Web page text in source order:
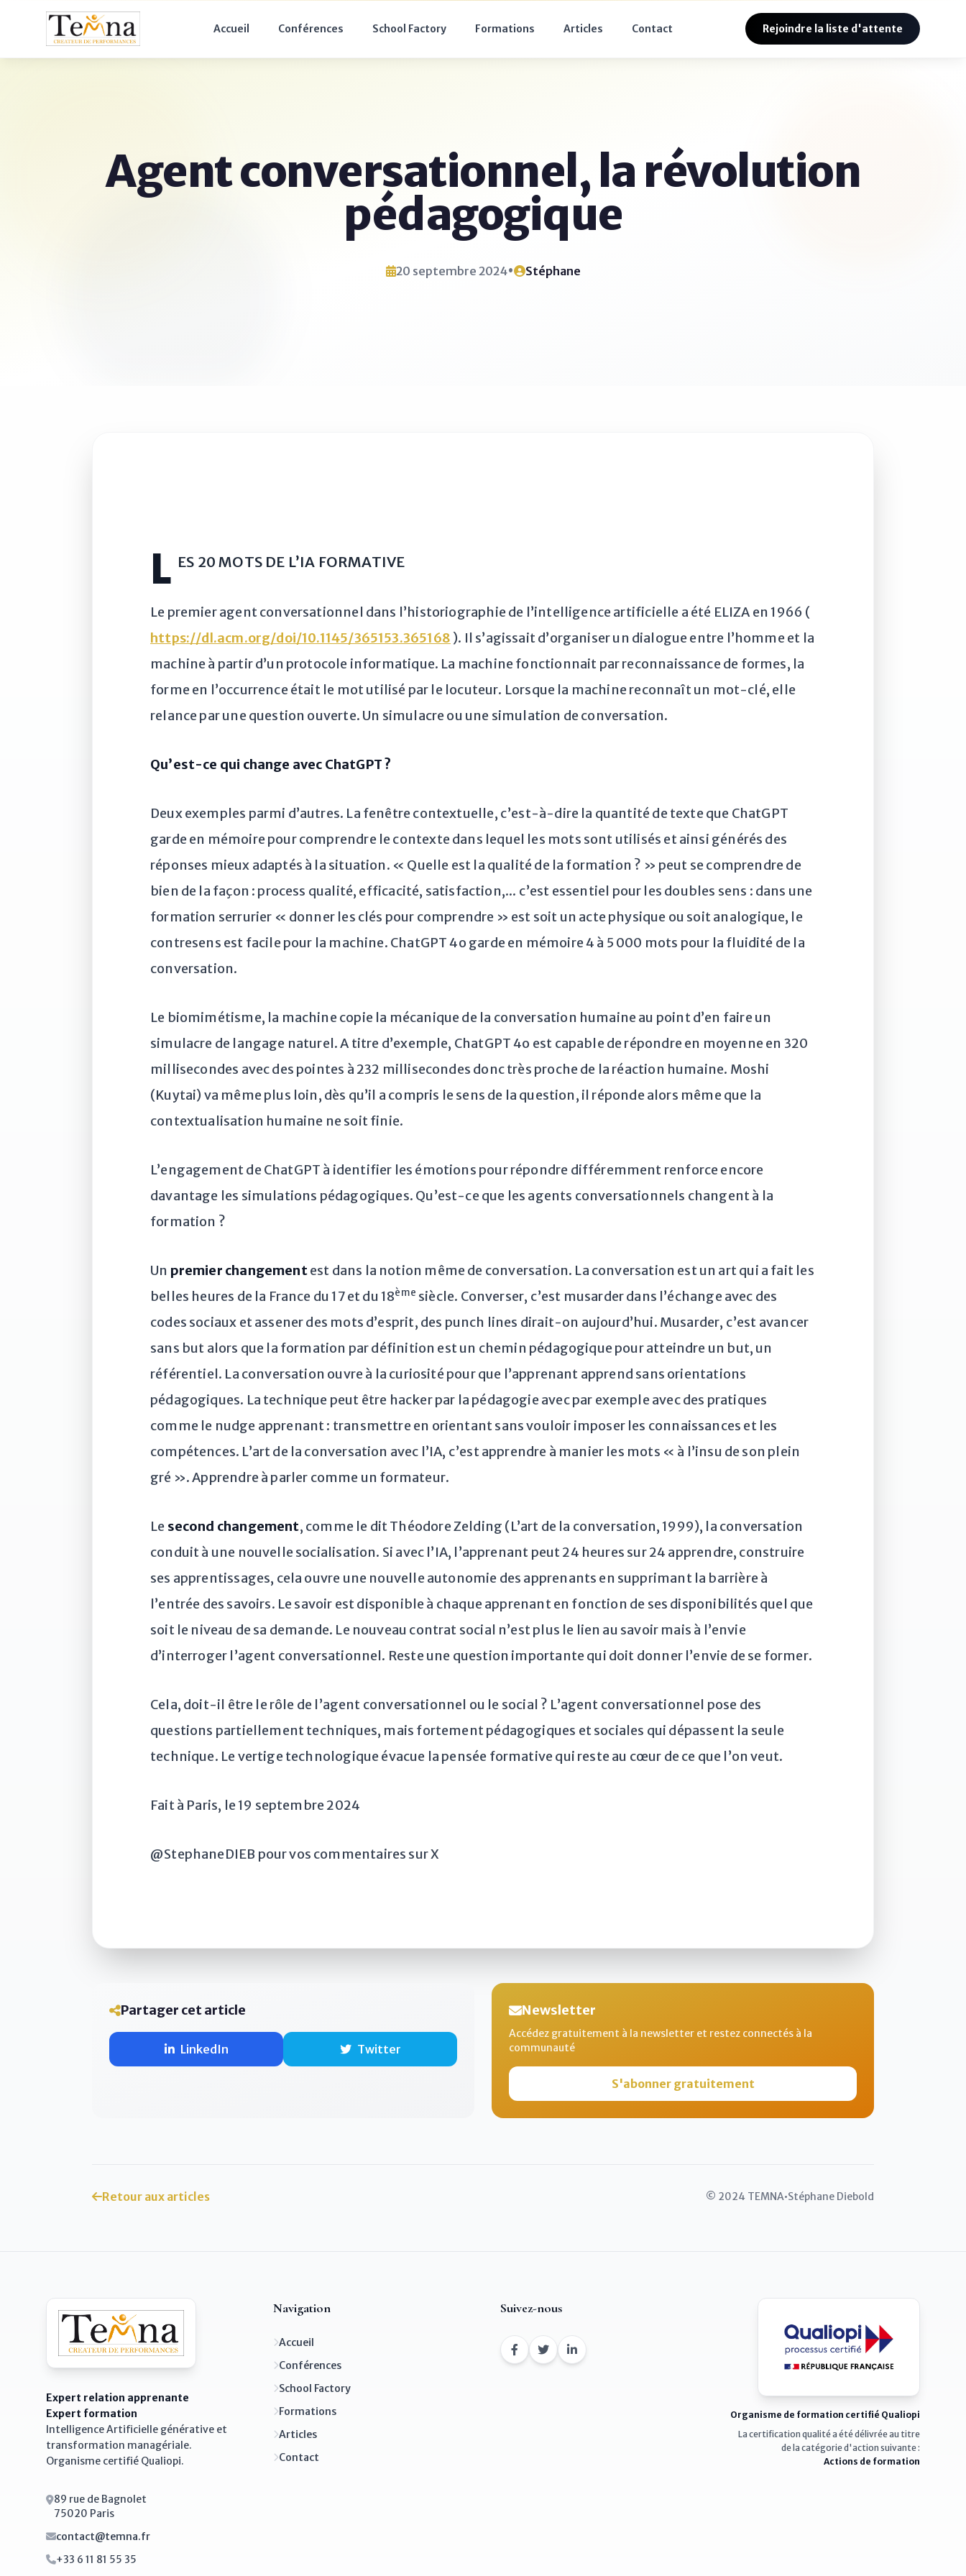
Accueil Conférences School Factory Formations Articles Contact Rejoindre la liste d'attente
Agent conversationnel, la révolution
pédagogique
20 septembre 2024• Stéphane
L ES 20 MOTS DE L’IA FORMATIVE
Le premier agent conversationnel dans l’historiographie de l’intelligence artificielle a été ELIZA en 1966 (
https://dl.acm.org/doi/10.1145/365153.365168 ). Il s’agissait d’organiser un dialogue entre l’homme et la
machine à partir d’un protocole informatique. La machine fonctionnait par reconnaissance de formes, la
forme en l’occurrence était le mot utilisé par le locuteur. Lorsque la machine reconnaît un mot-clé, elle
relance par une question ouverte. Un simulacre ou une simulation de conversation.
Qu’est-ce qui change avec ChatGPT ?
Deux exemples parmi d’autres. La fenêtre contextuelle, c’est-à-dire la quantité de texte que ChatGPT
garde en mémoire pour comprendre le contexte dans lequel les mots sont utilisés et ainsi générés des
réponses mieux adaptés à la situation. « Quelle est la qualité de la formation ? » peut se comprendre de
bien de la façon : process qualité, efficacité, satisfaction,... c’est essentiel pour les doubles sens : dans une
formation serrurier « donner les clés pour comprendre » est soit un acte physique ou soit analogique, le
contresens est facile pour la machine. ChatGPT 4o garde en mémoire 4 à 5 000 mots pour la fluidité de la
conversation.
Le biomimétisme, la machine copie la mécanique de la conversation humaine au point d’en faire un
simulacre de langage naturel. A titre d’exemple, ChatGPT 4o est capable de répondre en moyenne en 320
millisecondes avec des pointes à 232 millisecondes donc très proche de la réaction humaine. Moshi
(Kuytai) va même plus loin, dès qu’il a compris le sens de la question, il réponde alors même que la
contextualisation humaine ne soit finie.
L’engagement de ChatGPT à identifier les émotions pour répondre différemment renforce encore
davantage les simulations pédagogiques. Qu’est-ce que les agents conversationnels changent à la
formation ?
Un premier changementest dans la notion même de conversation. La conversation est un art qui a fait les
belles heures de la France du 17 et du 18ème siècle. Converser, c’est musarder dans l’échange avec des
codes sociaux et assener des mots d’esprit, des punch lines dirait-on aujourd’hui. Musarder, c’est avancer
sans but alors que la formation par définition est un chemin pédagogique pour atteindre un but, un
référentiel. La conversation ouvre à la curiosité pour que l’apprenant apprend sans orientations
pédagogiques. La technique peut être hacker par la pédagogie avec par exemple avec des pratiques
comme le nudge apprenant : transmettre en orientant sans vouloir imposer les connaissances et les
compétences. L’art de la conversation avec l’IA, c’est apprendre à manier les mots « à l’insu de son plein
gré ». Apprendre à parler comme un formateur.
Le second changement, comme le dit Théodore Zelding (L’art de la conversation, 1999), la conversation
conduit à une nouvelle socialisation. Si avec l’IA, l’apprenant peut 24 heures sur 24 apprendre, construire
ses apprentissages, cela ouvre une nouvelle autonomie des apprenants en supprimant la barrière à
l’entrée des savoirs. Le savoir est disponible à chaque apprenant en fonction de ses disponibilités quel que
soit le niveau de sa demande. Le nouveau contrat social n’est plus le lien au savoir mais à l’envie
d’interroger l’agent conversationnel. Reste une question importante qui doit donner l’envie de se former.
Cela, doit-il être le rôle de l’agent conversationnel ou le social ? L’agent conversationnel pose des
questions partiellement techniques, mais fortement pédagogiques et sociales qui dépassent la seule
technique. Le vertige technologique évacue la pensée formative qui reste au cœur de ce que l’on veut.
Fait à Paris, le 19 septembre 2024
@StephaneDIEB pour vos commentaires sur X
Partager cet article
LinkedIn Twitter
Newsletter
Accédez gratuitement à la newsletter et restez connectés à la
communauté
S'abonner gratuitement
Retour aux articles © 2024 TEMNA•Stéphane Diebold
Expert relation apprenante
Expert formation
Intelligence Artificielle générative et
transformation managériale.
Organisme certifié Qualiopi.
89 rue de Bagnolet
75020 Paris
contact@temna.fr
+33 6 11 81 55 35
Navigation
Accueil
Conférences
School Factory
Formations
Articles
Contact
Suivez-nous
Organisme de formation certifié Qualiopi
La certification qualité a été délivrée au titre
de la catégorie d'action suivante :
Actions de formation